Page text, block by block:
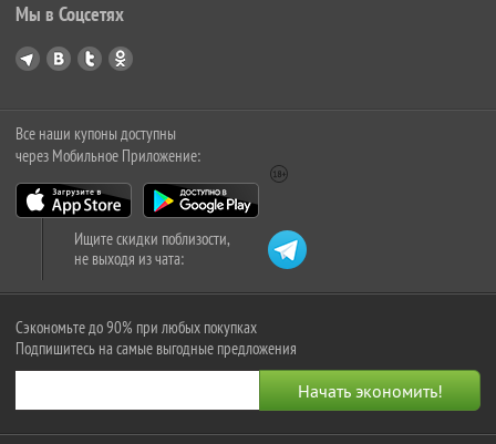
Мы в Соцсетях
Все наши купоны доступны
через Мобильное Приложение:
Ищите скидки поблизости,
не выходя из чата:
Сэкономьте до 90% при любых покупках
Подпишитесь на самые выгодные предложения